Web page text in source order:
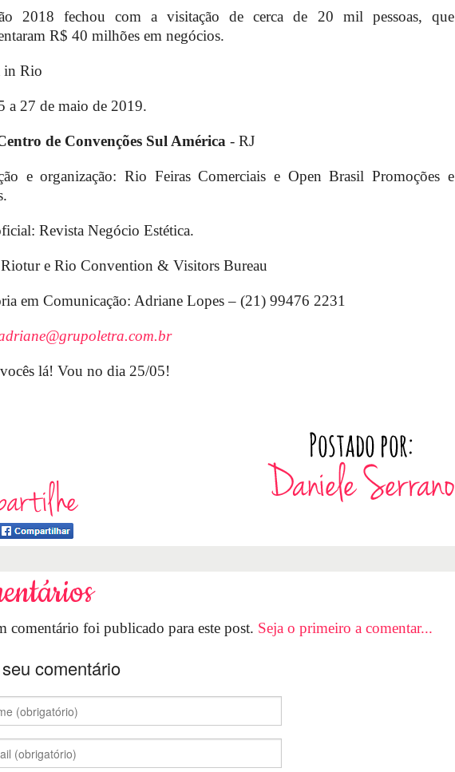
2018 fechou com a visitação de cerca de 20 mil pessoas, que
R$ 40 milhões em negócios.
in Rio
a 27 de maio de 2019.
de Convenções Sul América - RJ
e organização: Rio Feiras Comerciais e Open Brasil Promoções e
Revista Negócio Estética.
e Rio Convention & Visitors Bureau
em Comunicação: Adriane Lopes – (21) 99476 2231
lá! Vou no dia 25/05!
comentário foi publicado para este post. Seja o primeiro a comentar...
comentário